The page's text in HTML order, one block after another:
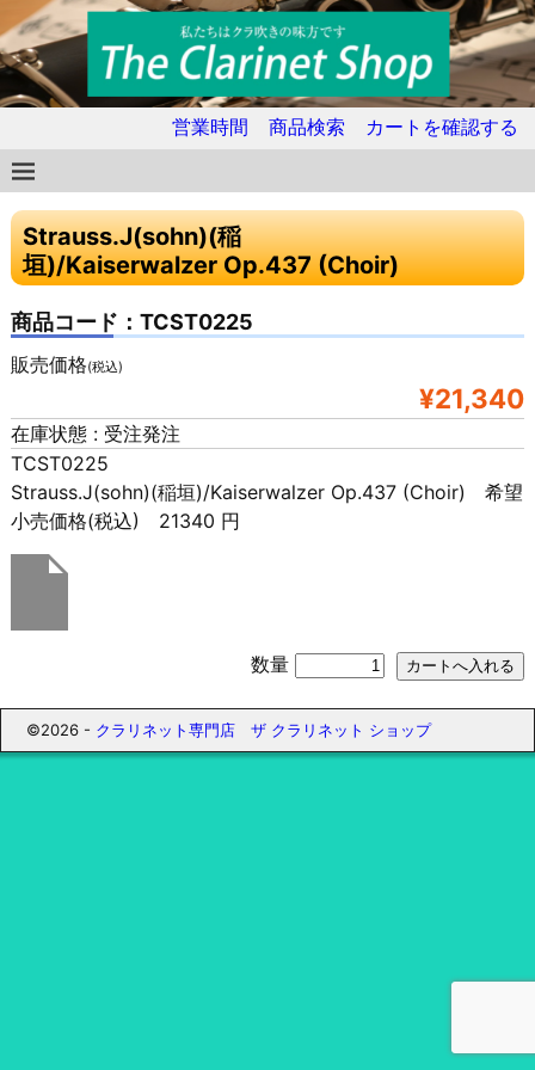
営業時間 商品検索 カートを確認する
Strauss.J(sohn)(稲
垣)/Kaiserwalzer Op.437 (Choir)
商品コード：TCST0225
販売価格(税込)
¥21,340
在庫状態 : 受注発注
TCST0225
Strauss.J(sohn)(稲垣)/Kaiserwalzer Op.437 (Choir) 希望
小売価格(税込) 21340 円
数量
©2026 - クラリネット専門店 ザ クラリネット ショップ